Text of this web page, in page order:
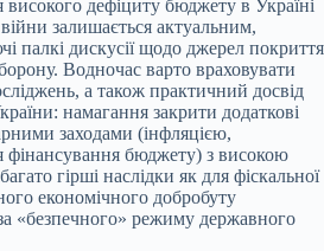
високого дефіциту бюджету в Україні
залишається актуальним,
палкі дискусії щодо джерел покриття
Водночас варто враховувати
а також практичний досвід
намагання закрити додаткові
заходами (інфляцією,
фінансування бюджету) з високою
гірші наслідки як для фіскальної
економічного добробуту
«безпечного» режиму державного